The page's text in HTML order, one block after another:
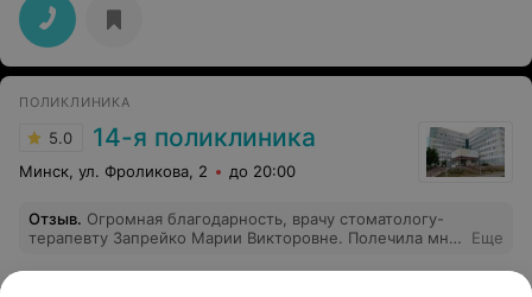
обслуживает врач педиатр Вячеслав неопытный врач
ПОЛИКЛИНИКА
5.0 14-я поликлиника
Минск, ул. Фроликова, 2 до 20:00
Отзыв. Огромная благодарность, врачу стоматологу-
терапевту Запрейко Марии Викторовне. Полечила мне
своим коллегой. Отличный специалист, рекомендую
Еще